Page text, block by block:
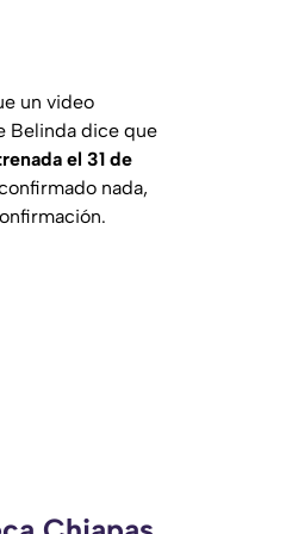
un video
Belinda dice que
el 31 de
nada,